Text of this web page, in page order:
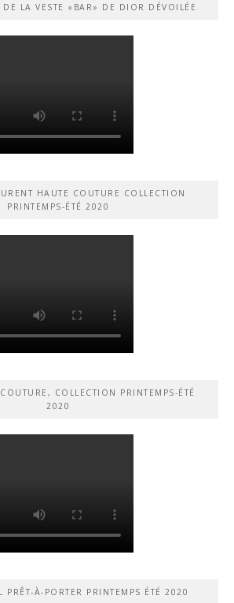
LA VESTE «BAR» DE DIOR DÉVOILÉE
HAUTE COUTURE COLLECTION
PRINTEMPS-ÉTÉ 2020
COLLECTION PRINTEMPS-ÉTÉ
2020
PRÊT-À-PORTER PRINTEMPS ÉTÉ 2020